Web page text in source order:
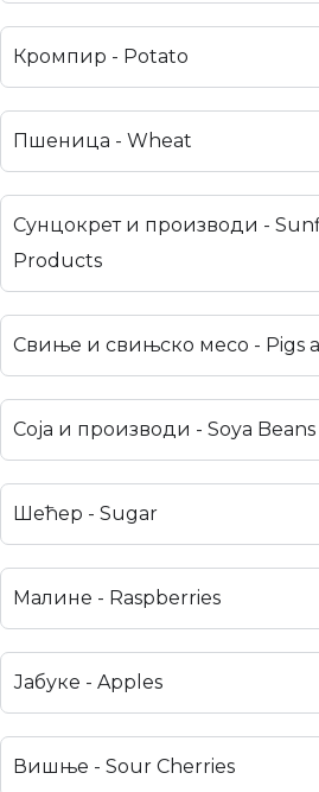
Кромпир - Potato
Пшеница - Wheat
Сунцокрет и производи -
Products
Свиње и свињско месо - Pigs
Соја и производи - Soya
Шећер - Sugar
Малине - Raspberries
Јабуке - Apples
Вишње - Sour Cherries